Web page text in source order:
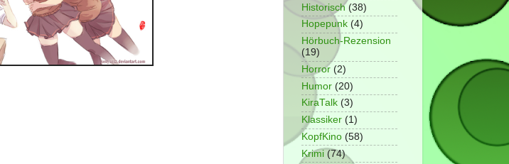
Historisch (38)
Hopepunk (4)
Hörbuch-Rezension
(19)
Horror (2)
Humor (20)
KiraTalk (3)
Klassiker (1)
KopfKino (58)
Krimi (74)